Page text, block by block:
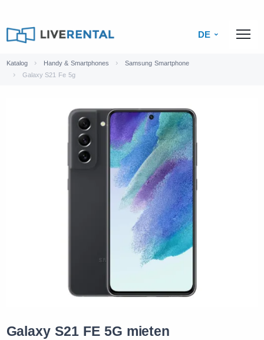
DE
Katalog Handy & Smartphones
Samsung Smartphone
Galaxy S21 Fe 5g
Galaxy S21 FE 5G mieten